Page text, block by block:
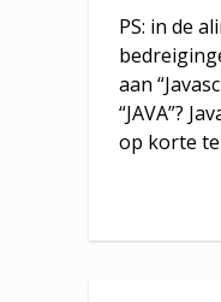
PS: in de
aan
“JAVA”?
op korte